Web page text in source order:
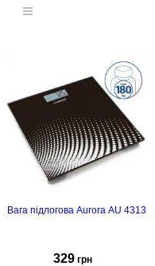
Вага підлогова Aurora AU 4313
329 грн